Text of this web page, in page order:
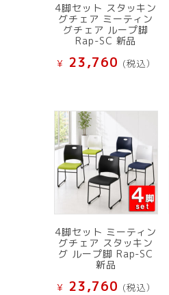
4脚セット スタッキン
グチェア ミーティン
グチェア ループ脚
Rap-SC 新品
¥ 23,760 (税込）
4脚セット ミーティン
グチェア スタッキン
グ ループ脚 Rap-SC
新品
¥ 23,760 (税込）